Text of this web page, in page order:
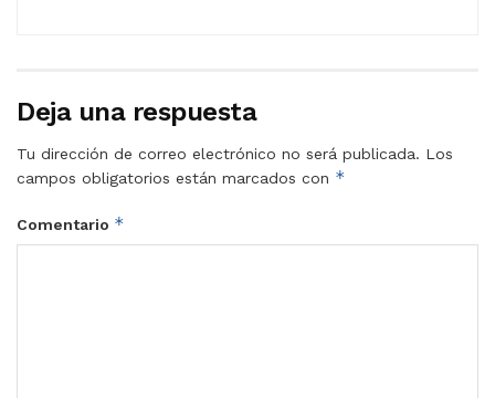
Deja una respuesta
Tu dirección de correo electrónico no será publicada. Los
campos obligatorios están marcados con *
Comentario *